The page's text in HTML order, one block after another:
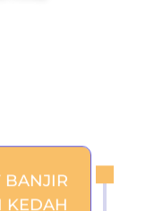
BANJIR
KEDAH